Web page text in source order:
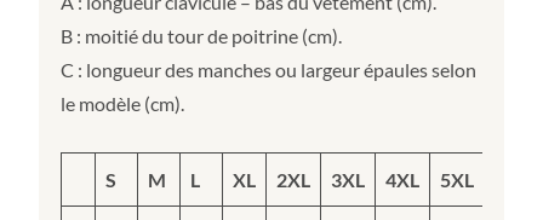
B : moitié du tour de poitrine (cm).
C : longueur des manches ou largeur épaules selon
le modèle (cm).
S M L XL 2XL 3XL 4XL 5XL